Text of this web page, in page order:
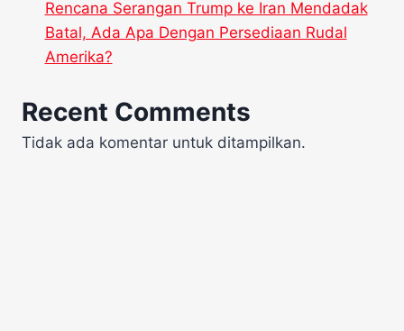
Rencana Serangan Trump ke Iran Mendadak
Batal, Ada Apa Dengan Persediaan Rudal
Amerika?
Recent Comments
Tidak ada komentar untuk ditampilkan.